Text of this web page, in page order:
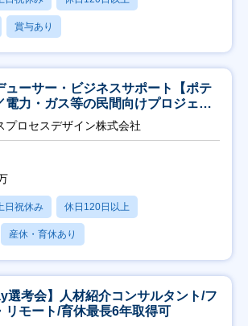
賞与あり
ューサー・ビジネスサポート【ポテ
電力・ガス等の民間向けプロジェク
プロセスデザイン株式会社
日祝休み 休日120日以上
産休・育休あり
選考会】人材紹介コンサルタント/フ
リモート/育休最長6年取得可